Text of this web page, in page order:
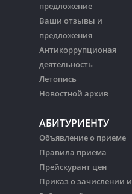
предложение
Ваши отзывы и
предложения
Антикоррупционая
деятельность
Летопись
Новостной архив
АБИТУРИЕНТУ
Объявление о приеме
Правила приема
Прейскурант цен
Приказ о зачислении и